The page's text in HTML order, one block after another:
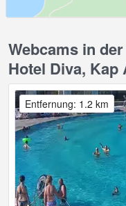
Webcams in
Hotel Diva, Kap
Entfernung: 1.2 km